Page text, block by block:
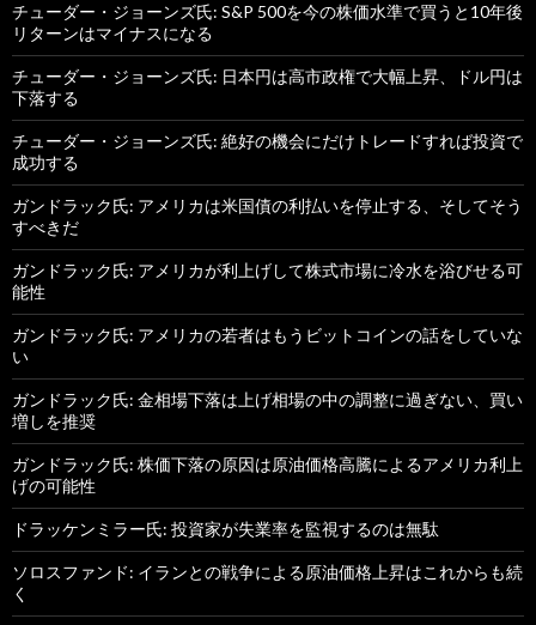
チューダー・ジョーンズ氏: S&P 500を今の株価水準で買うと10年後
リターンはマイナスになる
チューダー・ジョーンズ氏: 日本円は高市政権で大幅上昇、ドル円は
下落する
チューダー・ジョーンズ氏: 絶好の機会にだけトレードすれば投資で
成功する
ガンドラック氏: アメリカは米国債の利払いを停止する、そしてそう
すべきだ
ガンドラック氏: アメリカが利上げして株式市場に冷水を浴びせる可
能性
ガンドラック氏: アメリカの若者はもうビットコインの話をしていな
い
ガンドラック氏: 金相場下落は上げ相場の中の調整に過ぎない、買い
増しを推奨
ガンドラック氏: 株価下落の原因は原油価格高騰によるアメリカ利上
げの可能性
ドラッケンミラー氏: 投資家が失業率を監視するのは無駄
ソロスファンド: イランとの戦争による原油価格上昇はこれからも続
く